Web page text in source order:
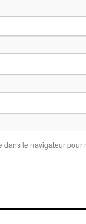
dans le navigateur